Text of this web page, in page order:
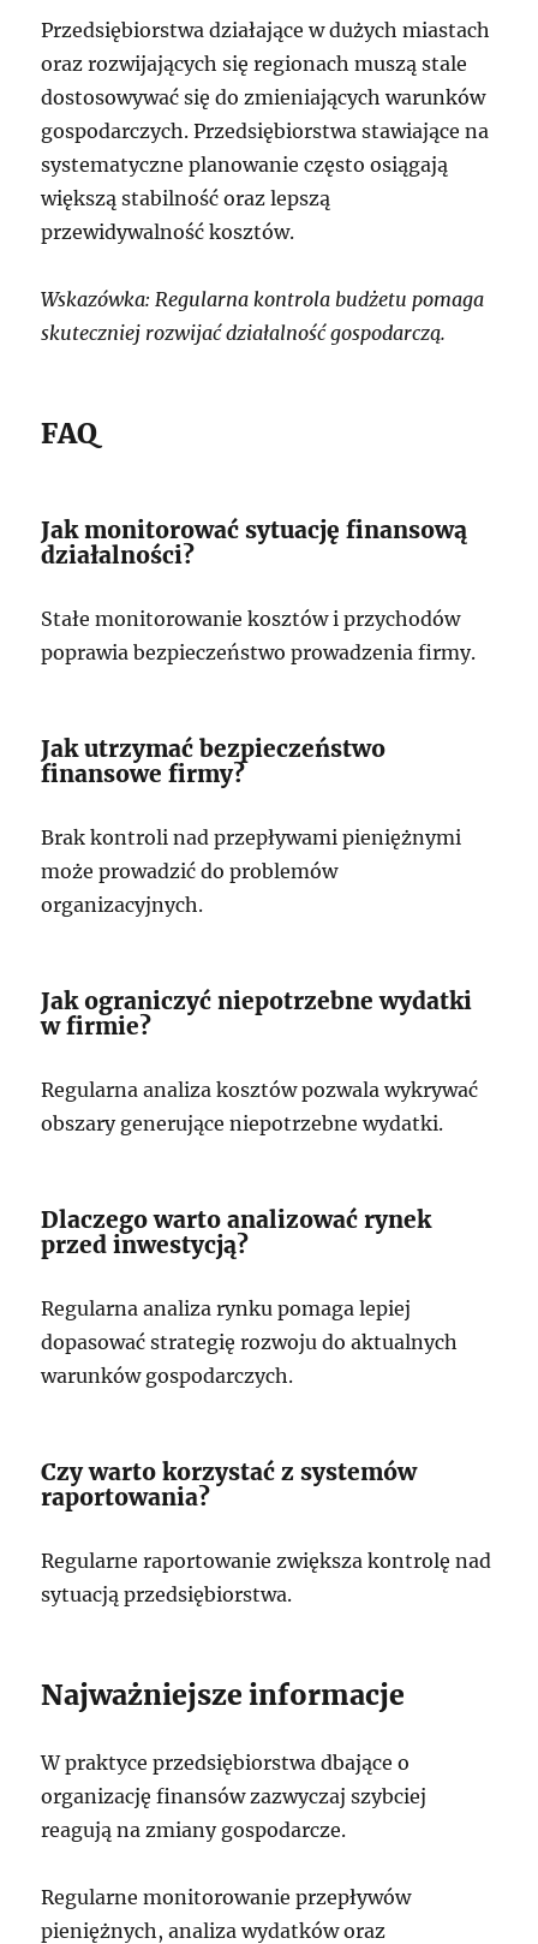
Przedsiębiorstwa działające w dużych miastach
oraz rozwijających się regionach muszą stale
dostosowywać się do zmieniających warunków
gospodarczych. Przedsiębiorstwa stawiające na
systematyczne planowanie często osiągają
większą stabilność oraz lepszą
przewidywalność kosztów.
Wskazówka: Regularna kontrola budżetu pomaga
skuteczniej rozwijać działalność gospodarczą.
FAQ
Jak monitorować sytuację finansową
działalności?
Stałe monitorowanie kosztów i przychodów
poprawia bezpieczeństwo prowadzenia firmy.
Jak utrzymać bezpieczeństwo
finansowe firmy?
Brak kontroli nad przepływami pieniężnymi
może prowadzić do problemów
organizacyjnych.
Jak ograniczyć niepotrzebne wydatki
w firmie?
Regularna analiza kosztów pozwala wykrywać
obszary generujące niepotrzebne wydatki.
Dlaczego warto analizować rynek
przed inwestycją?
Regularna analiza rynku pomaga lepiej
dopasować strategię rozwoju do aktualnych
warunków gospodarczych.
Czy warto korzystać z systemów
raportowania?
Regularne raportowanie zwiększa kontrolę nad
sytuacją przedsiębiorstwa.
Najważniejsze informacje
W praktyce przedsiębiorstwa dbające o
organizację finansów zazwyczaj szybciej
reagują na zmiany gospodarcze.
Regularne monitorowanie przepływów
pieniężnych, analiza wydatków oraz